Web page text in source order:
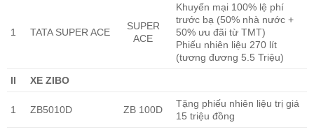
1 TATA SUPER ACE
SUPER
ACE
Khuyến mại 100% lệ phí
trước bạ ​​(50% nhà nước +
50% ưu đãi từ TMT)
Phiếu nhiên liệu 270 lít
(tương đương 5.5 Triệu)
II XE ZIBO
1 ZB5010D ZB 100D
Tặng phiếu nhiên liệu trị giá
15 triệu đồng